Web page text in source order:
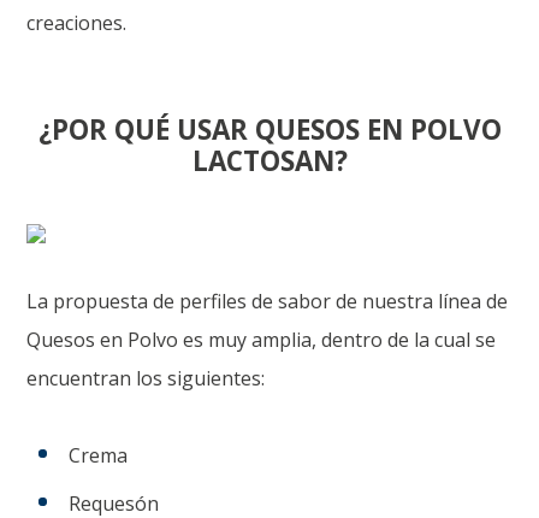
creaciones.
¿POR QUÉ USAR QUESOS EN POLVO
LACTOSAN?
La propuesta de perfiles de sabor de nuestra línea de
Quesos en Polvo es muy amplia, dentro de la cual se
encuentran los siguientes:
Crema
Requesón